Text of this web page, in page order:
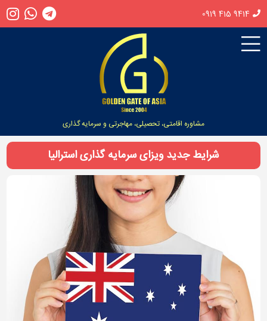
0919 415 9414
مشاوره اقامتی، تحصیلی، مهاجرتی و سرمایه گذاری
شرایط جدید ویزای سرمایه گذاری استرالیا